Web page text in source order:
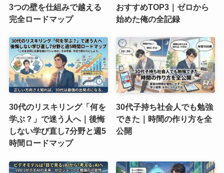
3つの壁を仕組みで越える
完全ロードマップ
おすすめTOP3｜ゼロから
始めた俺の全記録
30代のリスキリング「何を
学ぶ？」で迷う人へ｜後悔
しない学び直し7分野と週5
時間ロードマップ
30代子持ち社会人でも勉強
できた｜時間の作り方を全
公開